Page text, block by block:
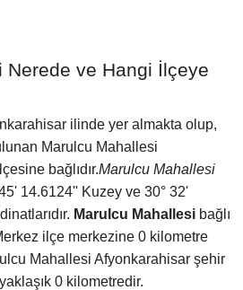
Nerede ve Hangi İlçeye
ilinde yer almakta olup,
Marulcu Mahallesi
bağlıdır.Marulcu Mahallesi
14.6124'' Kuzey ve 30° 32'
Marulcu Mahallesi bağlı
ilçe merkezine 0 kilometre
Mahallesi Afyonkarahisar şehir
0 kilometredir.